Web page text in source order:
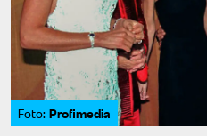
Foto: Profimedia